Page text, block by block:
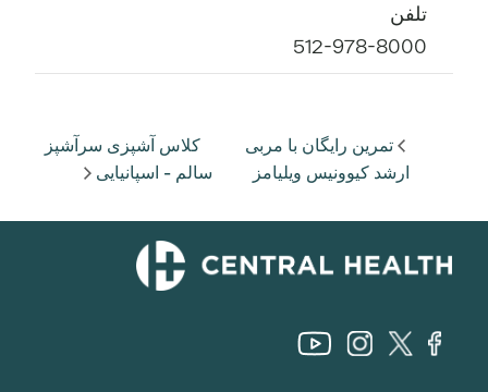
تلفن
512-978-8000
تمرین رایگان با مربی
ارشد کیوونیس ویلیامز
کلاس آشپزی سرآشپز
سالم - اسپانیایی